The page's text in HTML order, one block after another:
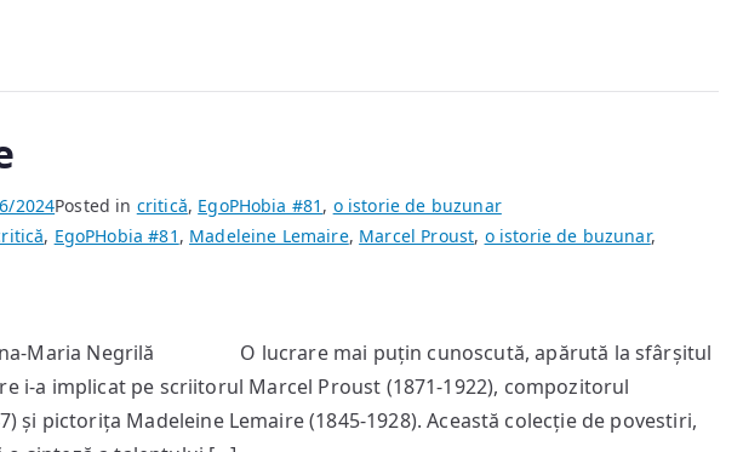
2024Posted in critică, EgoPHobia #81 , o istorie de buzunar
, EgoPHobia #81 , Madeleine Lemaire, Marcel Proust, o istorie de buzunar,
Maria Negrilă O lucrare mai puțin cunoscută, apărută la sfârșitul
i-a implicat pe scriitorul Marcel Proust (1871-1922), compozitorul
și pictorița Madeleine Lemaire (1845-1928). Această colecție de povestiri,